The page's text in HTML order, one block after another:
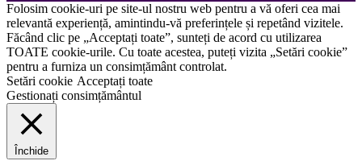
Folosim cookie-uri pe site-ul nostru web pentru a vă oferi cea mai
relevantă experiență, amintindu-vă preferințele și repetând vizitele.
Făcând clic pe „Acceptați toate”, sunteți de acord cu utilizarea
TOATE cookie-urile. Cu toate acestea, puteți vizita „Setări cookie”
pentru a furniza un consimțământ controlat.
Setări cookie Acceptați toate
Gestionați consimțământul
Închide